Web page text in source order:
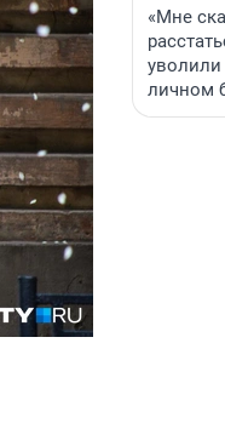
«Мне
уволили
личном